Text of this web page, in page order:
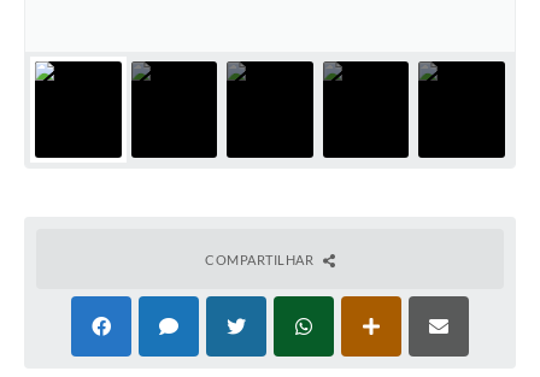
Recursos Liberados
Dados gerais e Obras
licenciamento ambiental
Fale conosco
COMPARTILHAR